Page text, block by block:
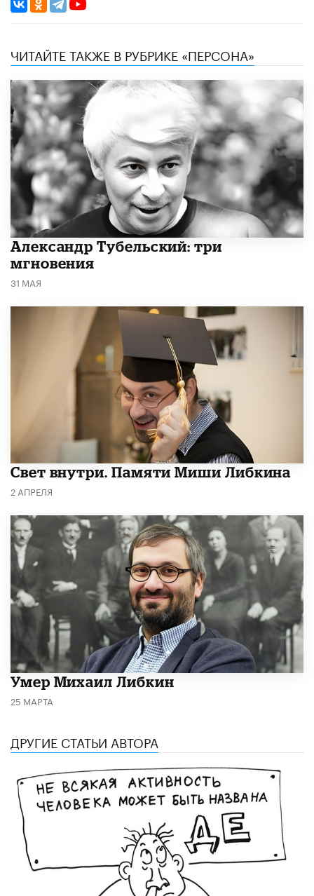
ЧИТАЙТЕ ТАКЖЕ В РУБРИКЕ «ПЕРСОНА»
Александр Тубельский: три
мгновения
31 МАЯ
​Свет внутри. Памяти Миши Либкина
2 АПРЕЛЯ
​Умер Михаил Либкин
25 МАРТА
ДРУГИЕ СТАТЬИ АВТОРА